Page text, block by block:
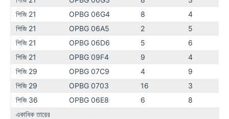
পিজি 21
OPBG 06G4 8
4
পিজি 21
OPBG 06A5 2
5
পিজি 21
OPBG 06D6 5
6
পিজি 21
OPBG 09F4 9
4
পিজি 29
OPBG 07C9 4
9
পিজি 29
OPBG 0703 16
3
পিজি 36
OPBG 06E8 6
8
একাধিক তারের